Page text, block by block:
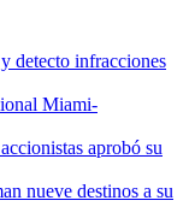
detecto infracciones
Miami-
aprobó su
nueve destinos a su